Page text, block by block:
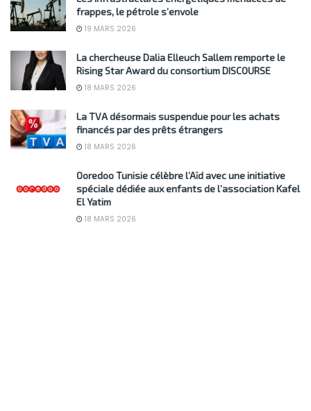
frappes, le pétrole s’envole
19 MARS 2026
La chercheuse Dalia Elleuch Sallem remporte le
Rising Star Award du consortium DISCOURSE
18 MARS 2026
La TVA désormais suspendue pour les achats
financés par des prêts étrangers
18 MARS 2026
Ooredoo Tunisie célèbre l’Aïd avec une initiative
spéciale dédiée aux enfants de l’association Kafel
El Yatim
18 MARS 2026